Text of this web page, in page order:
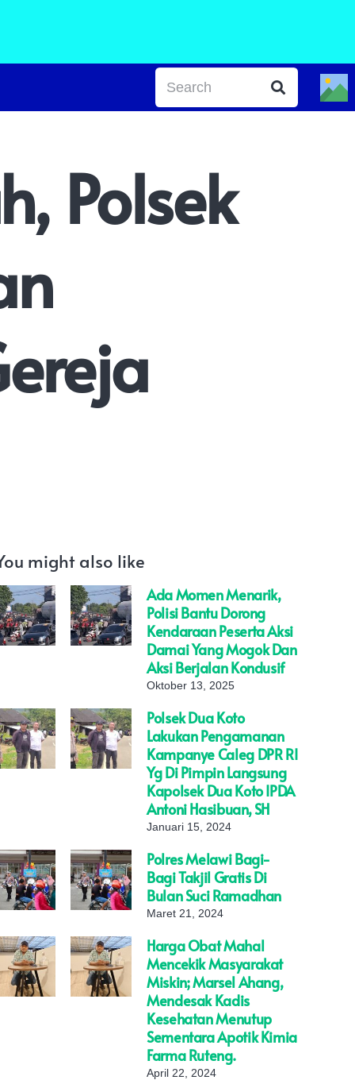
Polsek
might also like
Ada Momen Menarik,
Polisi Bantu Dorong
Kendaraan Peserta Aksi
Damai Yang Mogok Dan
Aksi Berjalan Kondusif
Oktober 13, 2025
Polsek Dua Koto
Lakukan Pengamanan
Kampanye Caleg DPR RI
Yg Di Pimpin Langsung
Kapolsek Dua Koto IPDA
Antoni Hasibuan, SH
Januari 15, 2024
Polres Melawi Bagi-
Bagi Takjil Gratis Di
Bulan Suci Ramadhan
Maret 21, 2024
Harga Obat Mahal
Mencekik Masyarakat
Miskin; Marsel Ahang,
Mendesak Kadis
Kesehatan Menutup
Sementara Apotik Kimia
Farma Ruteng.
April 22, 2024